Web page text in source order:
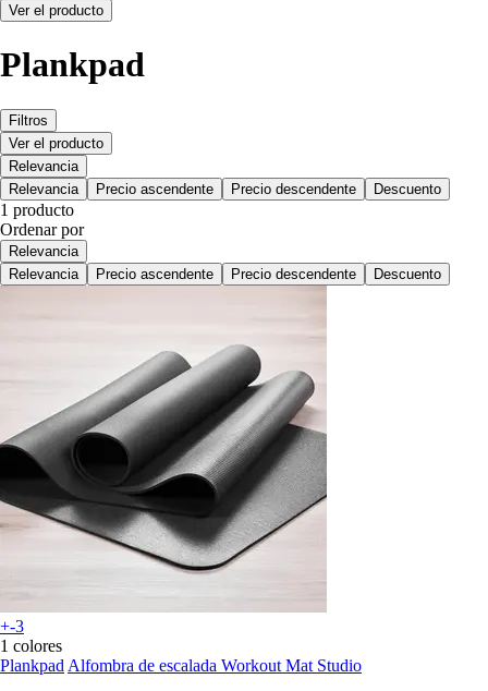
Ver el producto
Plankpad
Filtros
Ver el producto
Relevancia
Relevancia
Precio ascendente Precio descendente Descuento
1 producto
Ordenar por
Relevancia
Relevancia
Precio ascendente Precio descendente Descuento
+-3
1 colores
Plankpad Alfombra de escalada Workout Mat Studio